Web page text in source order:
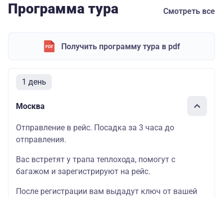
Программа тура Смотреть все
Получить программу тура в pdf
1 день
Москва
Отправление в рейс. Посадка за 3 часа до
отправления.
Вас встретят у трапа теплохода, помогут с
багажом и зарегистрируют на рейс.
После регистрации вам выдадут ключ от вашей